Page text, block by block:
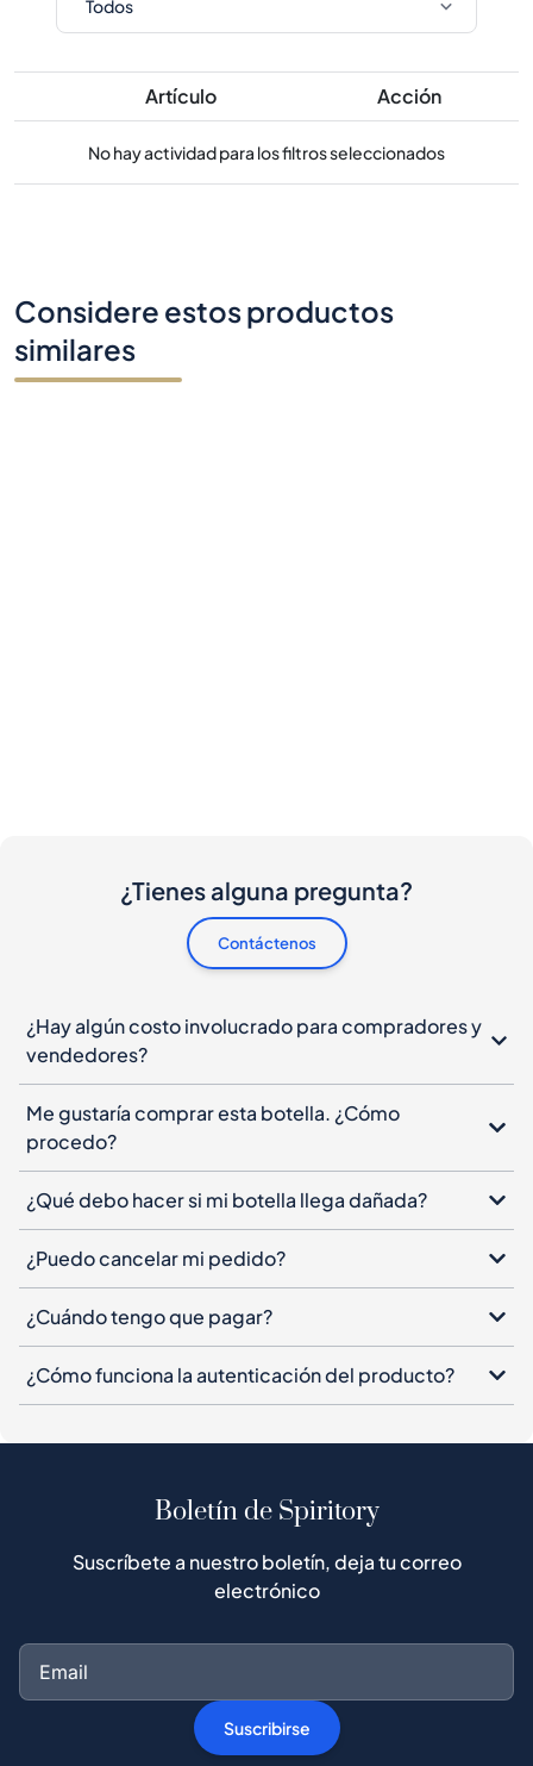
Artículo Acción
No hay actividad para los filtros seleccionados
Considere estos productos
similares
¿Tienes alguna pregunta?
Contáctenos
¿Hay algún costo involucrado para compradores y
vendedores?
Me gustaría comprar esta botella. ¿Cómo
procedo?
¿Qué debo hacer si mi botella llega dañada?
¿Puedo cancelar mi pedido?
¿Cuándo tengo que pagar?
¿Cómo funciona la autenticación del producto?
Boletín de Spiritory
Suscríbete a nuestro boletín, deja tu correo
electrónico
Suscribirse